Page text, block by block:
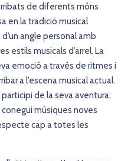
de diferents móns
en la tradició musical
angle personal amb
estils musicals d’arrel. La
emoció a través de ritmes i
a l’escena musical actual.
de la seva aventura;
conegui músiques noves
cap a totes les